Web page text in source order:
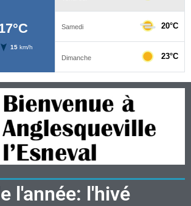
l'année: l'hivé